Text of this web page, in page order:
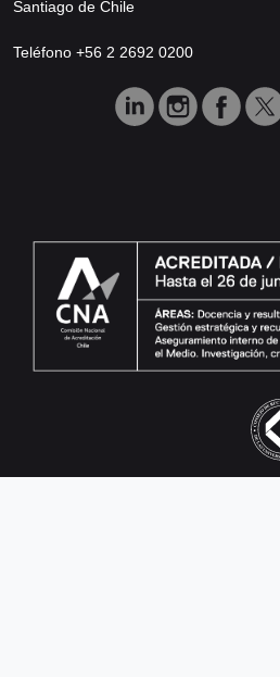
Santiago de Chile
Teléfono +56 2 2692 0200